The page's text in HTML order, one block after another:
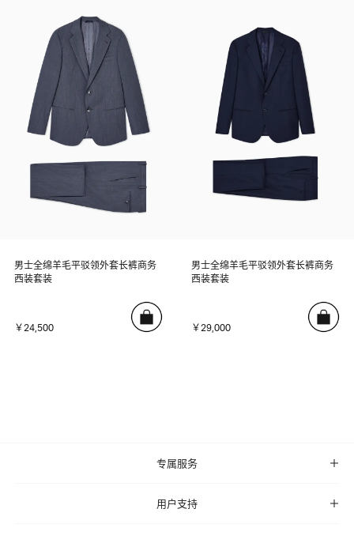
男士全绵羊毛平驳领外套长裤商务
西装套装
￥24,500
男士全绵羊毛平驳领外套长裤商务
西装套装
￥29,000
专属服务
用户支持